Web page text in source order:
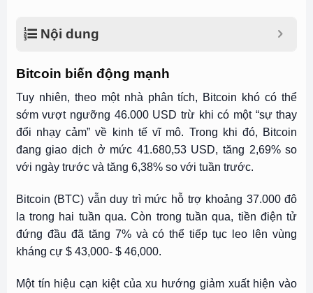
Nội dung
Bitcoin biến động mạnh
Tuy nhiên, theo một nhà phân tích, Bitcoin khó có thể
sớm vượt ngưỡng 46.000 USD trừ khi có một “sự thay
đổi nhạy cảm” về kinh tế vĩ mô. Trong khi đó, Bitcoin
đang giao dịch ở mức 41.680,53 USD, tăng 2,69% so
với ngày trước và tăng 6,38% so với tuần trước.
Bitcoin (BTC) vẫn duy trì mức hỗ trợ khoảng 37.000 đô
la trong hai tuần qua. Còn trong tuần qua, tiền điện tử
đứng đầu đã tăng 7% và có thể tiếp tục leo lên vùng
kháng cự $ 43,000- $ 46,000.
Một tín hiệu cạn kiệt của xu hướng giảm xuất hiện vào